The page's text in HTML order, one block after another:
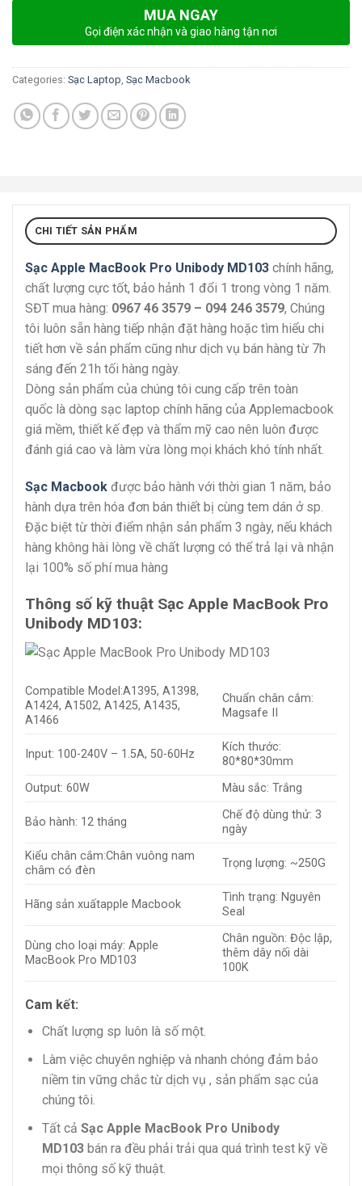
MUA NGAY
Gọi điện xác nhận và giao hàng tận nơi
Categories: Sạc Laptop, Sạc Macbook
CHI TIẾT SẢN PHẨM
Sạc Apple MacBook Pro Unibody MD103 chính hãng,
chất lượng cực tốt, bảo hảnh 1 đổi 1 trong vòng 1 năm.
SĐT mua hàng: 0967 46 3579 – 094 246 3579, Chúng
tôi luôn sẵn hàng tiếp nhận đặt hàng hoặc tìm hiểu chi
tiết hơn về sản phẩm cũng như dịch vụ bán hàng từ 7h
sáng đến 21h tối hàng ngày.
Dòng sản phẩm của chúng tôi cung cấp trên toàn
quốc là dòng sạc laptop chính hãng của Applemacbook
giá mềm, thiết kế đẹp và thẩm mỹ cao nên luôn được
đánh giá cao và làm vừa lòng mọi khách khó tính nhất.
Sạc Macbook được bảo hành với thời gian 1 năm, bảo
hành dựa trên hóa đơn bán thiết bị cùng tem dán ở sp.
Đặc biệt từ thời điểm nhận sản phẩm 3 ngày, nếu khách
hàng không hài lòng về chất lượng có thể trả lại và nhận
lại 100% số phí mua hàng
Thông số kỹ thuật Sạc Apple MacBook Pro
Unibody MD103:
Compatible Model:A1395, A1398,
A1424, A1502, A1425, A1435,
A1466
Chuẩn chân cắm:
Magsafe II
Input: 100-240V – 1.5A, 50-60Hz
Kích thước:
80*80*30mm
Output: 60W
Màu sắc: Trắng
Bảo hành: 12 tháng
Chế độ dùng thử: 3
ngày
Kiểu chân cắm:Chân vuông nam
châm có đèn
Trọng lượng: ~250G
Hãng sản xuấtapple Macbook
Tình trạng: Nguyên
Seal
Dùng cho loại máy: Apple
MacBook Pro MD103
Chân nguồn: Độc lập,
thêm dây nối dài
100K
Cam kết:
Chất lượng sp luôn là số một.
Làm việc chuyên nghiệp và nhanh chóng đảm bảo
niềm tin vững chắc từ dịch vụ , sản phẩm sạc của
chúng tôi.
Tất cả Sạc Apple MacBook Pro Unibody
MD103bán ra đều phải trải qua quá trình test kỹ về
mọi thông số kỹ thuật.